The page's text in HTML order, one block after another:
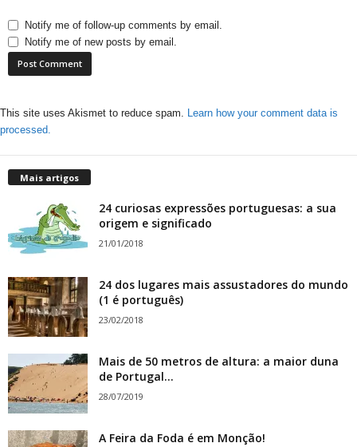
Notify me of follow-up comments by email.
Notify me of new posts by email.
This site uses Akismet to reduce spam. Learn how your comment data is
processed.
Mais artigos
24 curiosas expressões portuguesas: a sua
origem e significado
21/01/2018
24 dos lugares mais assustadores do mundo
(1 é português)
23/02/2018
Mais de 50 metros de altura: a maior duna
de Portugal...
28/07/2019
A Feira da Foda é em Monção!